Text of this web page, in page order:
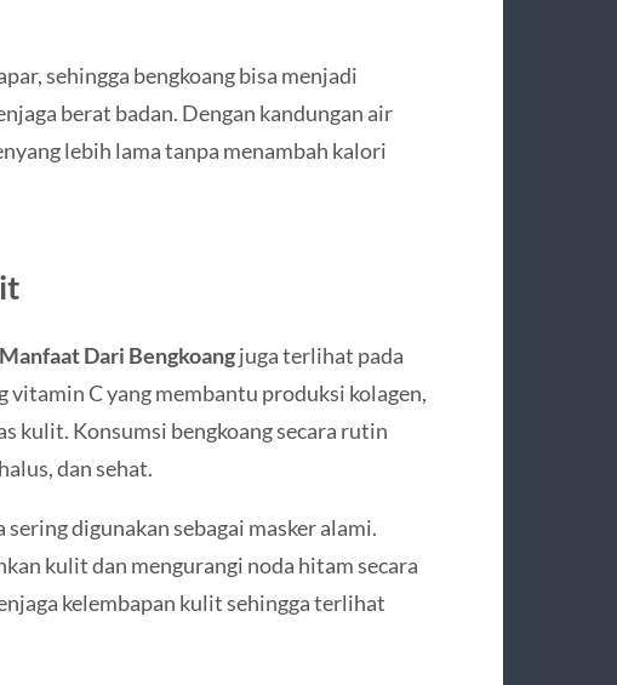
sehingga bengkoang bisa menjadi
berat badan. Dengan kandungan air
lebih lama tanpa menambah kalori
Dari Bengkoangjuga terlihat pada
vitamin C yang membantu produksi kolagen,
kulit. Konsumsi bengkoang secara rutin
dan sehat.
digunakan sebagai masker alami.
kulit dan mengurangi noda hitam secara
kelembapan kulit sehingga terlihat